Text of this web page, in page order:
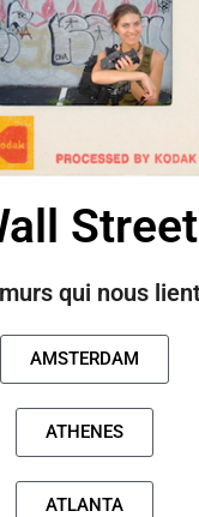
Street
AMSTERDAM
ATHENES
ATLANTA